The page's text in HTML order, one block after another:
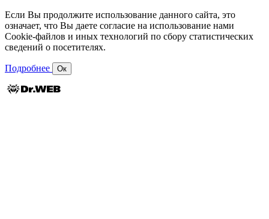
Если Вы продолжите использование данного сайта, это
означает, что Вы даете согласие на использование нами
Cookie-файлов и иных технологий по сбору статистических
сведений о посетителях.
Подробнее Ок